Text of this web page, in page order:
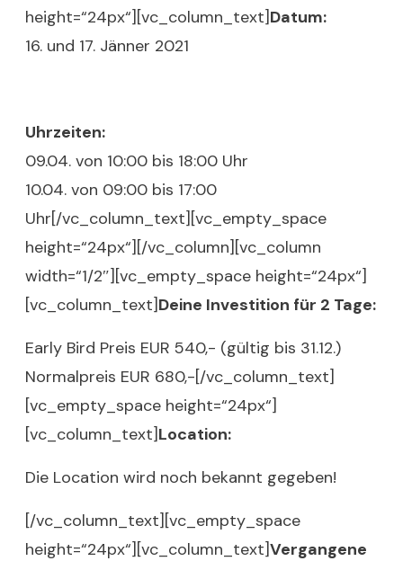
height=“24px“][vc_column_text]Datum:
16. und 17. Jänner 2021
Uhrzeiten:
09.04. von 10:00 bis 18:00 Uhr
10.04. von 09:00 bis 17:00
Uhr[/vc_column_text][vc_empty_space
height=“24px“][/vc_column][vc_column
width=“1/2″][vc_empty_space height=“24px“]
[vc_column_text]Deine Investition für 2 Tage:
Early Bird Preis EUR 540,- (gültig bis 31.12.)
Normalpreis EUR 680,-[/vc_column_text]
[vc_empty_space height=“24px“]
[vc_column_text]Location:
Die Location wird noch bekannt gegeben!
[/vc_column_text][vc_empty_space
height=“24px“][vc_column_text]Vergangene